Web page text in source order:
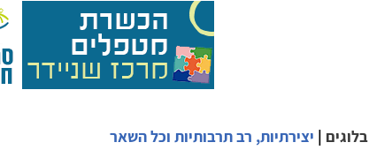
בלוגים | יצירתיות, רב תרבותיות וכל השאר